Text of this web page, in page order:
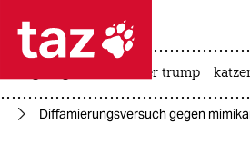
 taz zahl ich
taz zahl ich
usa unter trump
Diffamierungsversuch gegen